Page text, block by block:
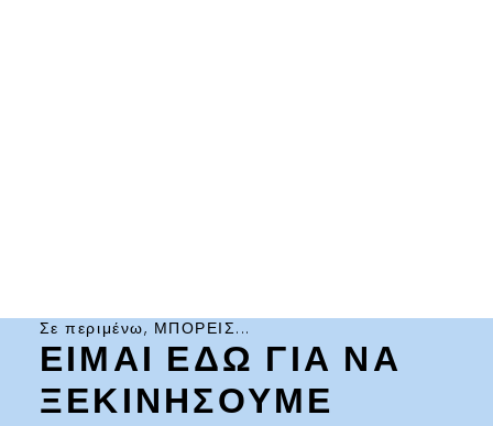
Σε περιμένω, ΜΠΟΡΕΙΣ...
ΕΙΜΑΙ ΕΔΩ ΓΙΑ ΝΑ
ΞΕΚΙΝΗΣΟΥΜΕ